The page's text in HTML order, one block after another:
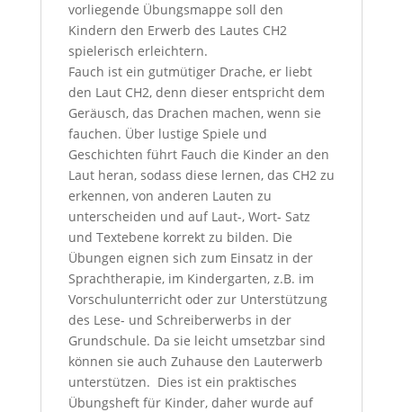
vorliegende Übungsmappe soll den
Kindern den Erwerb des Lautes CH2
spielerisch erleichtern.
Fauch ist ein gutmütiger Drache, er liebt
den Laut CH2, denn dieser entspricht dem
Geräusch, das Drachen machen, wenn sie
fauchen. Über lustige Spiele und
Geschichten führt Fauch die Kinder an den
Laut heran, sodass diese lernen, das CH2 zu
erkennen, von anderen Lauten zu
unterscheiden und auf Laut-, Wort- Satz
und Textebene korrekt zu bilden. Die
Übungen eignen sich zum Einsatz in der
Sprachtherapie, im Kindergarten, z.B. im
Vorschulunterricht oder zur Unterstützung
des Lese- und Schreiberwerbs in der
Grundschule. Da sie leicht umsetzbar sind
können sie auch Zuhause den Lauterwerb
unterstützen. Dies ist ein praktisches
Übungsheft für Kinder, daher wurde auf